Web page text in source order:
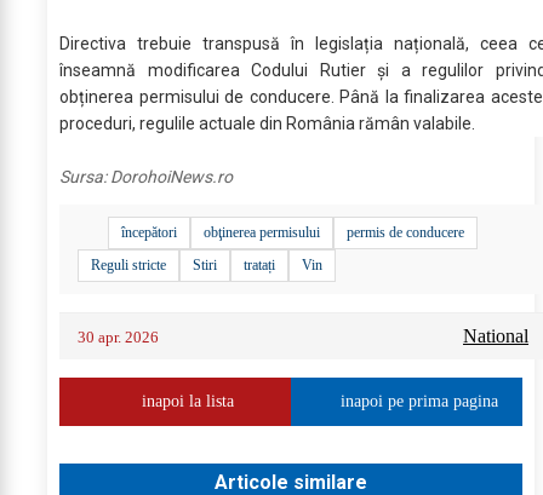
Directiva trebuie transpusă în legislația națională, ceea
înseamnă modificarea Codului Rutier și a regulilor
obținerea permisului de conducere. Până la finalizarea
proceduri, regulile actuale din România rămân valabile.
Sursa:DorohoiNews.ro
începători obţinerea permisului
permis de conducere
Reguli stricte
Stiri tratați Vin
30 apr. 2026 National
inapoi la lista inapoi pe prima pagina
Articole similare